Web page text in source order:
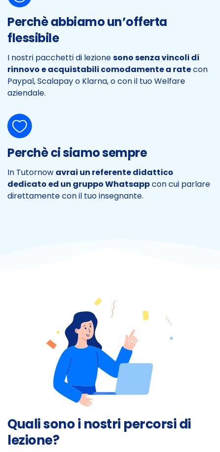
Perchè abbiamo un’offerta
flessibile
I nostri pacchetti di lezionesono senza vincoli di
rinnovo e acquistabili comodamente a ratecon
Paypal, Scalapay o Klarna, o con il tuo Welfare
aziendale.
Perchè ci siamo sempre
In Tutornow avrai un referente didattico
dedicato ed un gruppo Whatsappcon cui parlare
direttamente con il tuo insegnante.
Quali sono i nostri percorsi di
lezione?